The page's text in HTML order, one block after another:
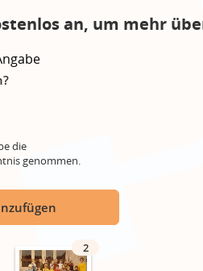
an, um mehr
die
genommen.
2